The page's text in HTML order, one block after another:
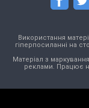
Використання
гіперпосиланні на
Матеріал з
реклами. Працює